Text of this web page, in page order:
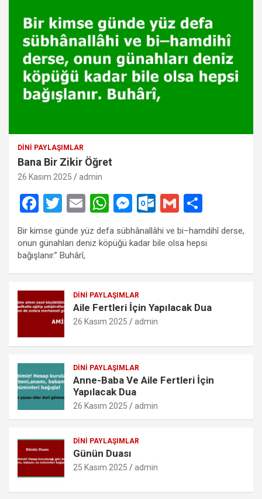
DINI PAYLAŞIMLAR
Bana Bir Zikir Öğret
26 Kasım 2025 admin
F
ce
b
o
o
k
T
wi
tt
er
E
m
ail
W
h
at
A
p
p
M
es
se
g
er
O
ut
lo
k.
o
G
m
ail
h
ar
Bir kimse günde yüz defa sübhânallâhi ve bi–hamdihî derse,
onun günahları deniz köpüğü kadar bile olsa hepsi
bağışlanır.” Buhârî,
DINI PAYLAŞIMLAR
Aile Fertleri İçin Yapılacak Dua
26 Kasım 2025 admin
DINI PAYLAŞIMLAR
Anne-Baba Ve Aile Fertleri İçin
Yapılacak Dua
26 Kasım 2025 admin
DINI PAYLAŞIMLAR
Günün Duası
25 Kasım 2025 admin